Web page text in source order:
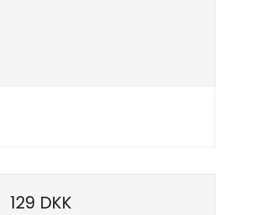
129 DKK